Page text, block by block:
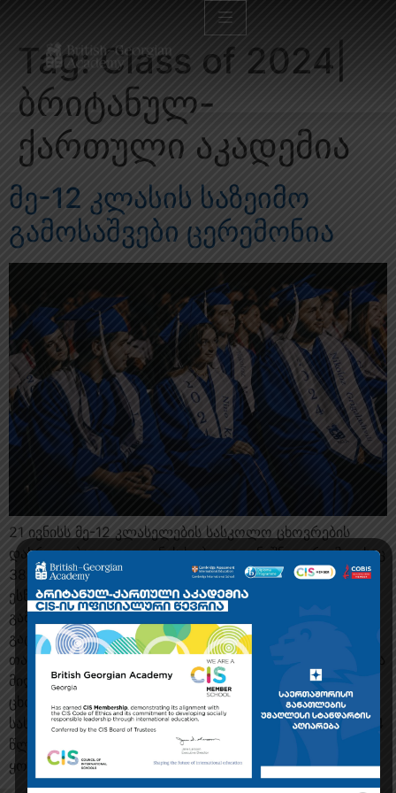
Tag:Class of 2024|
ბრიტანულ-
ქართული აკადემია
მე-12 კლასის საზეიმო
გამოსაშვები ცერემონია
21 ივნისს მე-12 კლასელების სასკოლო ცხოვრების
დასრულება დიდი ღონისძიებით აღვნიშნეთ, რომელსაც
38 კურსდამთავრებული და 250-მდე სტუმარი
ესწრებოდა. სტუდენტებმა და მშობლებმა მადლიერება
გამოხატეს ბრიტანულ-ქართულ აკადემიაში
გატარებული დროისათვის, ხოლო BGA-ის
თანამშრომლებმა ხაზი გაუსვეს კურსდამთავრებულებთა
მიღწევებს და კეთილი სურვილებით გააცილეს ისინი
ცხოვრების ახალ მნიშვნელოვან ეტაპზე. BGA-ის
სასკოლო საზოგადოება გულწრფელად ულოცავს 2024
წლის კურსდამთავრებულებს და უსურვებს მათ
ყოველივე საუკეთესოს […]